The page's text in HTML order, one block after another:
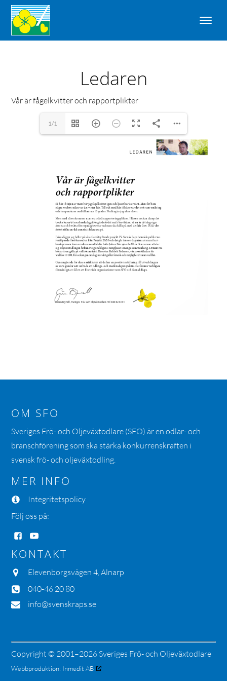
Ledaren
Vår är fågelkvitter och rapportplikter
1/1
OM SFO
Sveriges Frö- och Oljeväxtodlare (SFO) är en odlar- och
branschförening som ska stärka konkurrenskraften i
svensk frö- och oljeväxtodling.
MER INFO
Integritetspolicy
Följ oss på:
KONTAKT
Elevenborgsvägen 4, Alnarp
040-46 20 80
info@svenskraps.se
Copyright © 2001–2026 Sveriges Frö- och Oljeväxtodlare
Webbproduktion: Inmedit AB